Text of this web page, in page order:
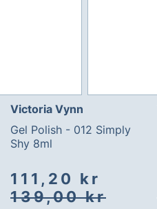
Victoria Vynn
Gel Polish - 012 Simply
Shy 8ml
Spesialpris
111,20 kr
139,00 kr